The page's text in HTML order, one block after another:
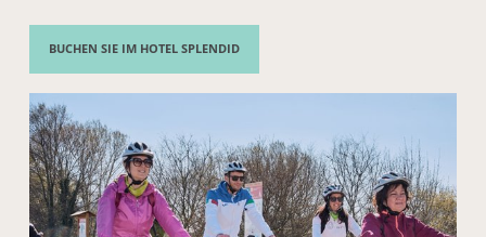
BUCHEN SIE IM HOTEL SPLENDID